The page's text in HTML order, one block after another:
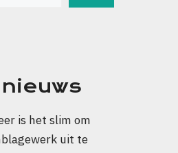
is het slim om
uit te